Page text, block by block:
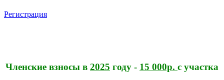
Регистрация
Членские взносы в 2025 году - 15 000р. с участка